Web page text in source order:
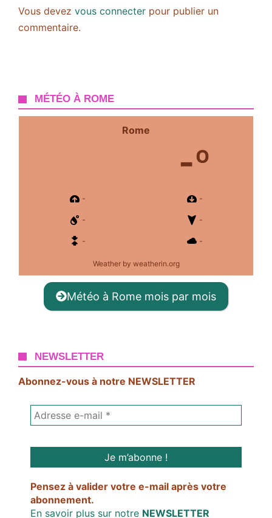
Vous devez vous connecter pour publier un
commentaire.
MÉTÉO À ROME
Rome
-º
- -
- -
- -
Weatherby weatherin.org
Météo à Rome mois par mois
NEWSLETTER
Abonnez-vous à notre NEWSLETTER
Pensez à valider votre e-mail après votre
abonnement.
En savoir plus sur notre NEWSLETTER